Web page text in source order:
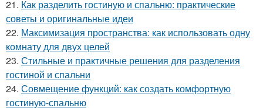
21. Как разделить гостиную и спальню: практические
советы и оригинальные идеи
22. Максимизация пространства: как использовать одну
комнату для двух целей
23. Стильные и практичные решения для разделения
гостиной и спальни
24. Совмещение функций: как создать комфортную
гостиную-спальню